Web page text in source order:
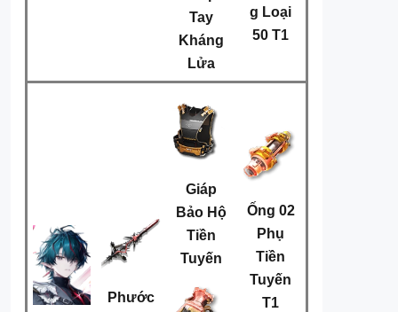
Tay
Kháng
Lửa
g Loại
50 T1
Phước
Giáp
Bảo Hộ
Tiền
Tuyến
Ống 02
Phụ
Tiền
Tuyến
T1